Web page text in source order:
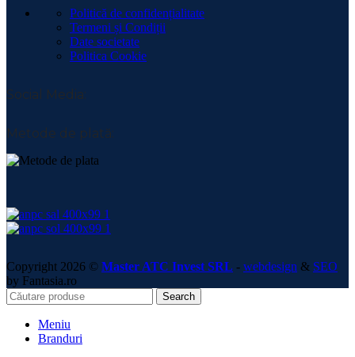
Politică de confidențialitate
Termeni și Condiții
Date societate
Politica Cookie
Social Media:
Metode de plată:
Copyright 2026 © Master ATC Invest SRL - webdesign & SEO
by Fantasia.ro
Search
Meniu
Branduri